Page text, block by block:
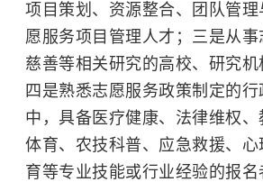
项目策划、资源整合、团队管
愿服务项目管理人才；三是从
慈善等相关研究的高校、研究机
四是熟悉志愿服务政策制定的
中，具备医疗健康、法律维权
体育、农技科普、应急救援、
育等专业技能或行业经验的报